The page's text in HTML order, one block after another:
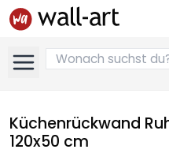
Küchenrückwand
120x50 cm